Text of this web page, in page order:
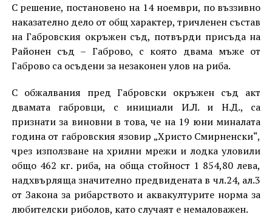
С решение, постановено на 14 ноември, по въззивно
наказателно дело от общ характер, тричленен състав
на Габровския окръжен съд, потвърди присъда на
Районен съд – Габрово, с която двама мъже от
Габрово са осъдени за незаконен улов на риба.
С обжалвания пред Габровски окръжен съд акт
двамата габровци, с инициали И.Л. и Н.Д., са
признати за виновни в това, че на 19 юни миналата
година от габровския язовир „Христо Смирненски“,
чрез използване на хрилни мрежи и лодка уловили
общо 462 кг. риба, на обща стойност 1 854,80 лева,
надхвърляща значително предвидената в чл.24, ал.3
от Закона за рибарството и аквакултурите норма за
любителски риболов, като случаят е немаловажен.